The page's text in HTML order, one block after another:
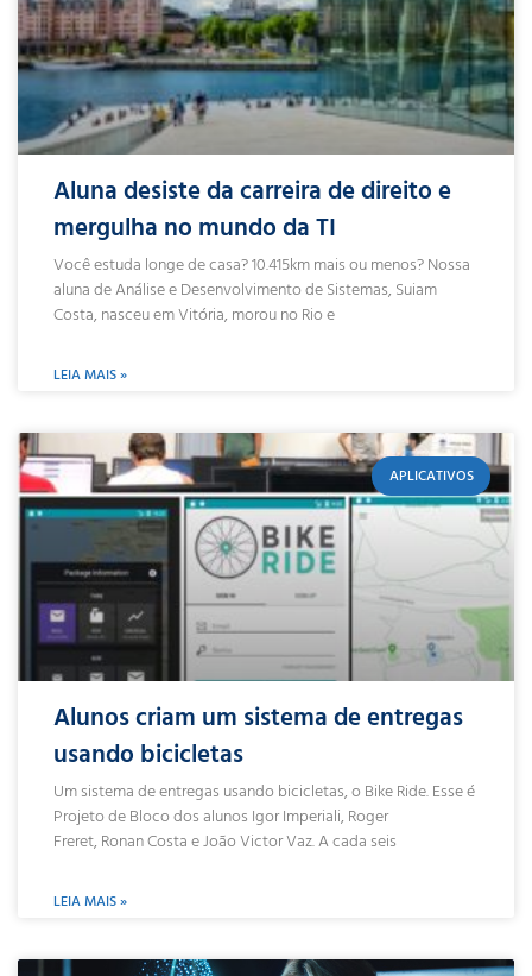
Aluna desiste da carreira de direito e
mergulha no mundo da TI
Você estuda longe de casa? 10.415km mais ou menos? Nossa
aluna de Análise e Desenvolvimento de Sistemas, Suiam
Costa, nasceu em Vitória, morou no Rio e
LEIA MAIS »
APLICATIVOS
Alunos criam um sistema de entregas
usando bicicletas
Um sistema de entregas usando bicicletas, o Bike Ride. Esse é
Projeto de Bloco dos alunos Igor Imperiali, Roger
Freret, Ronan Costa e João Victor Vaz. A cada seis
LEIA MAIS »